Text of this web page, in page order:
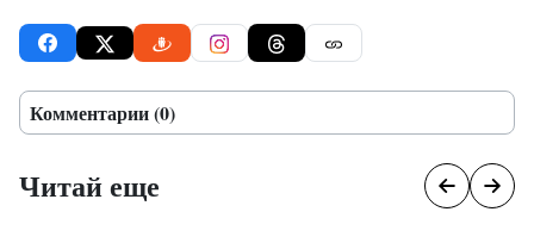
Комментарии (0)
Читай еще